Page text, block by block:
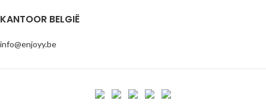
KANTOOR BELGIË
info@enjoyy.be